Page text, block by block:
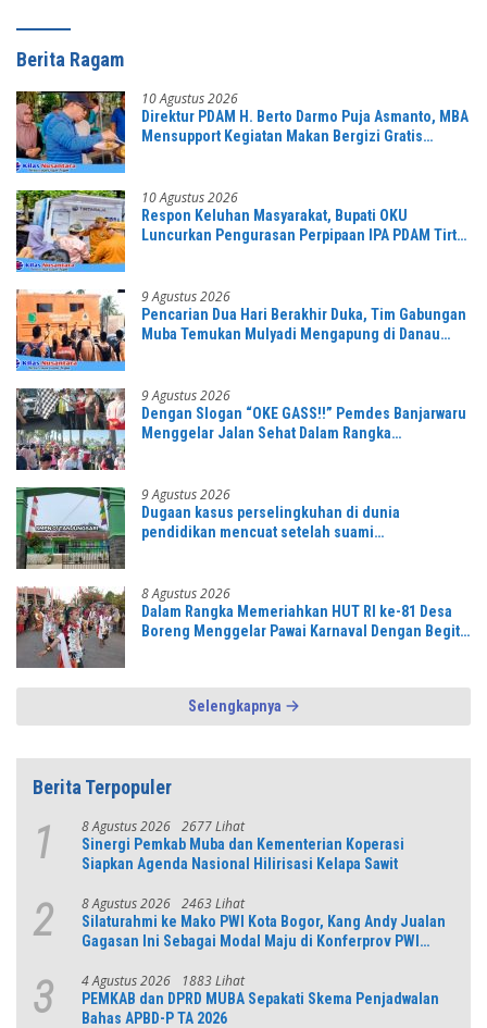
Berita Ragam
10 Agustus 2026
Direktur PDAM H. Berto Darmo Puja Asmanto, MBA
Mensupport Kegiatan Makan Bergizi Gratis
10 Agustus 2026
Respon Keluhan Masyarakat, Bupati OKU
Luncurkan Pengurasan Perpipaan IPA PDAM Tirta
9 Agustus 2026
Pencarian Dua Hari Berakhir Duka, Tim Gabungan
Muba Temukan Mulyadi Mengapung di Danau
9 Agustus 2026
Dengan Slogan “OKE GASS!!” Pemdes Banjarwaru
Menggelar Jalan Sehat Dalam Rangka
9 Agustus 2026
Dugaan kasus perselingkuhan di dunia
pendidikan mencuat setelah suami
8 Agustus 2026
Dalam Rangka Memeriahkan HUT RI ke-81 Desa
Boreng Menggelar Pawai Karnaval Dengan Begitu
Selengkapnya
Berita Terpopuler
1 8 Agustus 2026 2677 Lihat
Sinergi Pemkab Muba dan Kementerian Koperasi
Siapkan Agenda Nasional Hilirisasi Kelapa Sawit
2 8 Agustus 2026 2463 Lihat
Silaturahmi ke Mako PWI Kota Bogor, Kang Andy Jualan
Gagasan Ini Sebagai Modal Maju di Konferprov PWI
3 4 Agustus 2026 1883 Lihat
PEMKAB dan DPRD MUBA Sepakati Skema Penjadwalan
Bahas APBD-P TA 2026